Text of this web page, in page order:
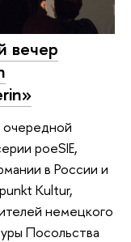
вечер
очередной
poeSIE,
в России и
Kultur,
немецкого
Посольства